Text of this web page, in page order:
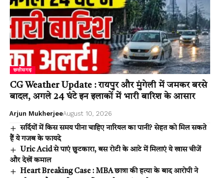
छत्तीसगढ़
CG Weather Update : रायपुर और मुंगेली में जमकर बरसे
बादल, अगले 24 घंटे इन इलाकों में भारी बारिश के आसार
Arjun MukherjeeAugust 10, 2026
सर्दियों में किस समय पीना चाहिए नारियल का पानी? सेहत को मिल सकते
हैं ये गजब के फायदे
Uric Acid से पाएं छुटकारा, बस रोटी के आटे में मिलाएं ये खास चीजें
और देखें कमाल
Heart Breaking Case : MBA छात्रा की हत्या के बाद आरोपी ने